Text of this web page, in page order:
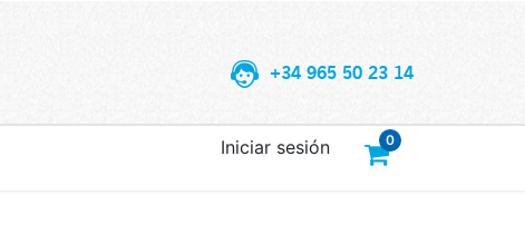
+34 965 50 23 14
0
Iniciar sesión